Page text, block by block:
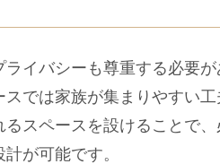
イバシーも尊重する必要が
では家族が集まりやすい
スペースを設けることで
が可能です。